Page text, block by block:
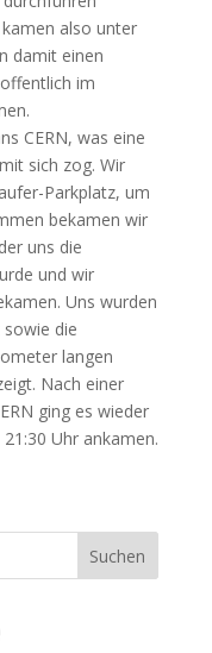
also unter
damit einen
im
CERN, was eine
sich zog. Wir
Parkplatz, um
bekamen wir
uns die
und wir
Uns wurden
die
langen
Nach einer
ging es wieder
Uhr ankamen.
Suchen